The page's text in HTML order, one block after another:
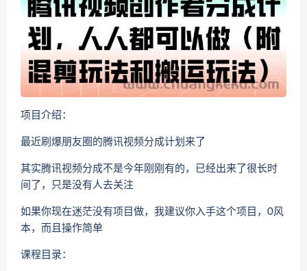
项目介绍：
最近刷爆朋友圈的腾讯视频分成计划来了
其实腾讯视频分成不是今年刚刚有的，已经出来了很长时
间了，只是没有人去关注
如果你现在迷茫没有项目做，我建议你入手这个项目，0风
本，而且操作简单
课程目录：